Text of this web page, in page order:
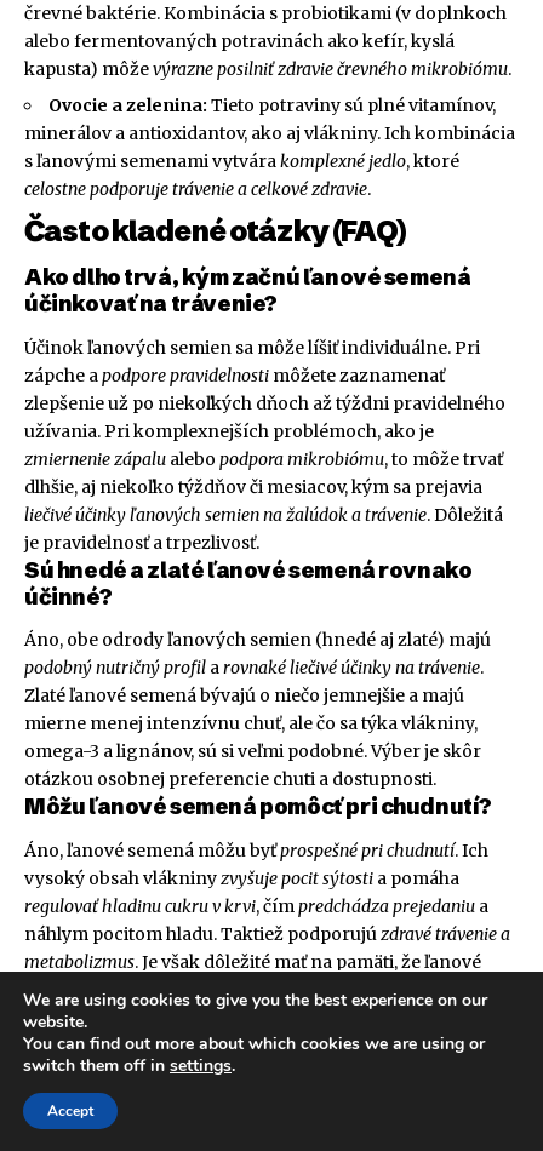
črevné baktérie. Kombinácia s probiotikami (v doplnkoch
alebo fermentovaných potravinách ako kefír, kyslá
kapusta) môževýrazne posilniť zdravie črevného mikrobiómu.
Ovocie a zelenina: Tieto potraviny sú plné vitamínov,
minerálov a antioxidantov, ako aj vlákniny. Ich kombinácia
s ľanovými semenami vytvárakomplexné jedlo, ktoré
celostne podporuje trávenie a celkové zdravie.
Často kladené otázky (FAQ)
Ako dlho trvá, kým začnú ľanové semená
účinkovať na trávenie?
Účinok ľanových semien sa môže líšiť individuálne. Pri
zápche apodpore pravidelnosti môžete zaznamenať
zlepšenie už po niekoľkých dňoch až týždni pravidelného
užívania. Pri komplexnejších problémoch, ako je
zmiernenie zápalu alebo podpora mikrobiómu, to môže trvať
dlhšie, aj niekoľko týždňov či mesiacov, kým sa prejavia
liečivé účinky ľanových semien na žalúdok a trávenie. Dôležitá
je pravidelnosť a trpezlivosť.
Sú hnedé a zlaté ľanové semená rovnako
účinné?
Áno, obe odrody ľanových semien (hnedé aj zlaté) majú
podobný nutričný profil arovnaké liečivé účinky na trávenie.
Zlaté ľanové semená bývajú o niečo jemnejšie a majú
mierne menej intenzívnu chuť, ale čo sa týka vlákniny,
omega-3 a lignánov, sú si veľmi podobné. Výber je skôr
otázkou osobnej preferencie chuti a dostupnosti.
Môžu ľanové semená pomôcť pri chudnutí?
Áno, ľanové semená môžu byťprospešné pri chudnutí. Ich
vysoký obsah vlákninyzvyšuje pocit sýtosti a pomáha
regulovať hladinu cukru v krvi, čímpredchádza prejedaniu a
náhlym pocitom hladu. Taktiež podporujúzdravé trávenie a
metabolizmus. Je však dôležité mať na pamäti, že ľanové
semená sú energeticky bohaté, a preto je potrebné ich
užívať s mierou v rámci vyváženej stravy.
Je bezpečné jesť ľanové semená každý deň?
Áno, konzumácia ľanových semien každý deň je
odporúčaná, pokiaľ dodržiavate odporúčané dávkovanie (1-
We are using cookies to give you the best experience on our
website.
You can find out more about which cookies we are using or
switch them off in settings.
Accept